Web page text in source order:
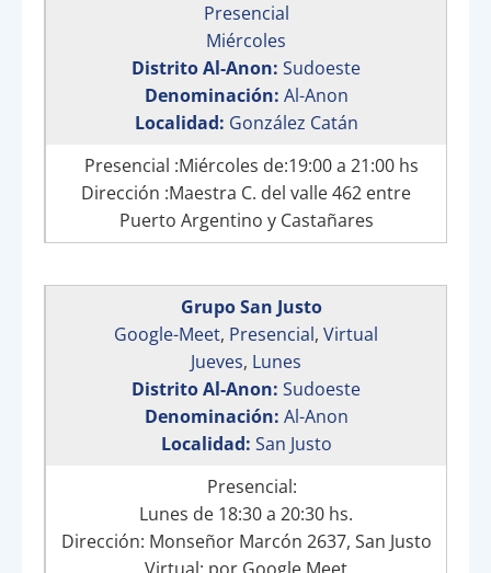
Presencial
Miércoles
Distrito Al-Anon: Sudoeste
Denominación: Al-Anon
Localidad: González Catán
Presencial :Miércoles de:19:00 a 21:00 hs
Dirección :Maestra C. del valle 462 entre
Puerto Argentino y Castañares
Grupo San Justo
Google-Meet, Presencial, Virtual
Jueves, Lunes
Distrito Al-Anon: Sudoeste
Denominación: Al-Anon
Localidad: San Justo
Presencial:
Lunes de 18:30 a 20:30 hs.
Dirección: Monseñor Marcón 2637, San Justo